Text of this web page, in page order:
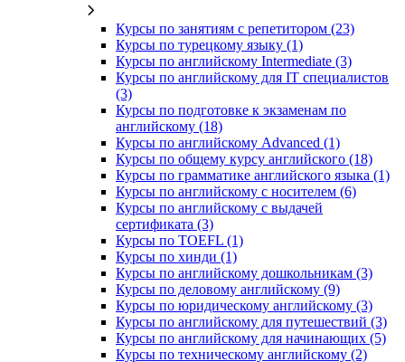
Курсы по занятиям с репетитором (23)
Курсы по турецкому языку (1)
Курсы по английскому Intermediate (3)
Курсы по английскому для IT специалистов
(3)
Курсы по подготовке к экзаменам по
английскому (18)
Курсы по английскому Advanced (1)
Курсы по общему курсу английского (18)
Курсы по грамматике английского языка (1)
Курсы по английскому с носителем (6)
Курсы по английскому с выдачей
сертификата (3)
Курсы по TOEFL (1)
Курсы по хинди (1)
Курсы по английскому дошкольникам (3)
Курсы по деловому английскому (9)
Курсы по юридическому английскому (3)
Курсы по английскому для путешествий (3)
Курсы по английскому для начинающих (5)
Курсы по техническому английскому (2)